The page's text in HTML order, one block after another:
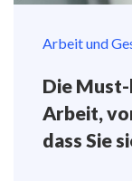
Arbeit und
Die
Arbeit,
dass Sie